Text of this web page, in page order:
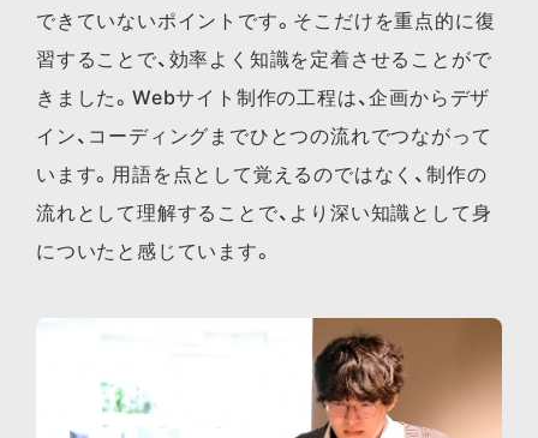
できていないポイントです。そこだけを重点的に復
習することで、効率よく知識を定着させることがで
きました。Webサイト制作の工程は、企画からデザ
イン、コーディングまでひとつの流れでつながって
います。用語を点として覚えるのではなく、制作の
流れとして理解することで、より深い知識として身
についたと感じています。